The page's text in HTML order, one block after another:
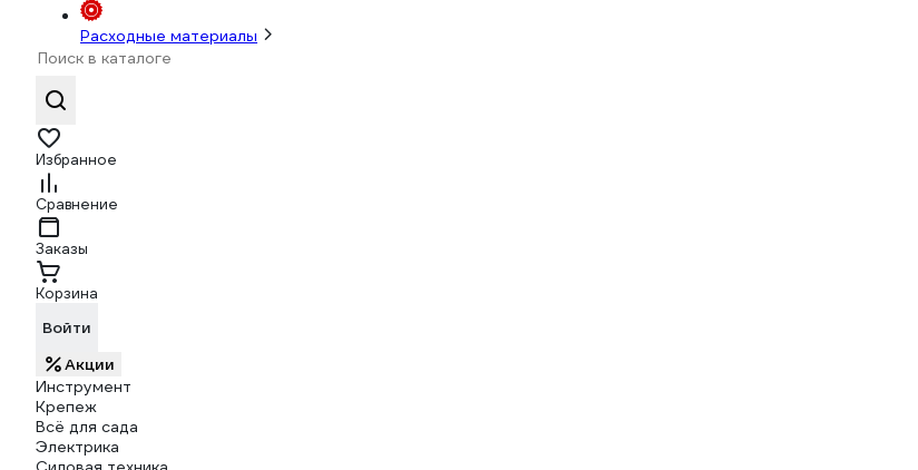
Расходные материалы
Избранное
Сравнение
Заказы
Корзина
Войти
Акции
Инструмент
Крепеж
Всё для сада
Электрика